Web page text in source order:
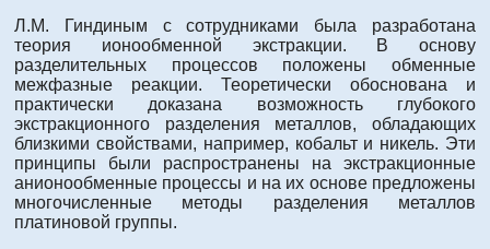
Л.М. Гиндиным с сотрудниками была разработана
теория ионообменной экстракции. В основу
разделительных процессов положены обменные
межфазные реакции. Теоретически обоснована и
практически доказана возможность глубокого
экстракционного разделения металлов, обладающих
близкими свойствами, например, кобальт и никель. Эти
принципы были распространены на экстракционные
анионообменные процессы и на их основе предложены
многочисленные методы разделения металлов
платиновой группы.